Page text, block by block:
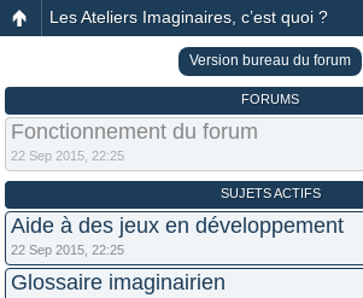
Les Ateliers Imaginaires, c’est quoi ?
Version bureau du forum
FORUMS
Fonctionnement du forum
22 Sep 2015, 22:25
SUJETS ACTIFS
Aide à des jeux en développement
22 Sep 2015, 22:25
Glossaire imaginairien